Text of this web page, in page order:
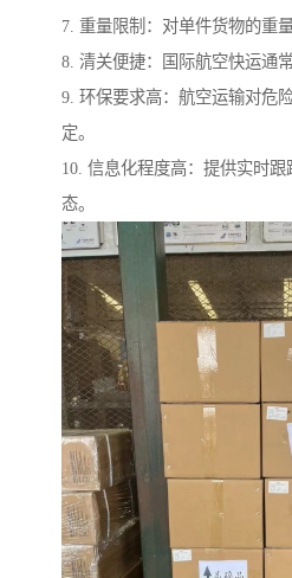
7. 重量限制：对单件货物的重
8. 清关便捷：国际航空快运通
9. 环保要求高：航空运输对危
定。
10. 信息化程度高：提供实时
态。